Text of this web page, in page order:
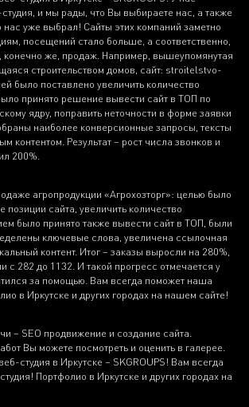
и мы рады, что Вы выбираете нас, а также
нас уже выбрал! Сайты этих компаний заметно
посещений стало больше, а соответственно,
конечно же, продаж. Например, вышеупомянутая
строительством домов, сайт: stroitelstvo-
было поставлено увеличить количество
принято решение вывести сайт в ТОП по
ядру, поправить неточности в форме заявки
наиболее конверсионные запросы, тексты
контентом. Результат – рост числа звонков и
200%.
агропродукции «Агрохозторг»: целью было
позиции сайта, увеличить количество
было принято также вывести сайт в ТОП, были
ключевые слова, увеличена ссылочная
контент. Итог – заказы выросли на 280%,
с 282 до 1132. И такой прогресс отмечается у
за помощью. Вам всегда поможет наша
в Иркутске и других городах на нашем сайте!
– SEO продвижение и создание сайта.
Вы можете посмотреть и оценить в галерее.
студия в Иркутске – SKGROUPS! Вам всегда
Портфолио в Иркутске и других городах на